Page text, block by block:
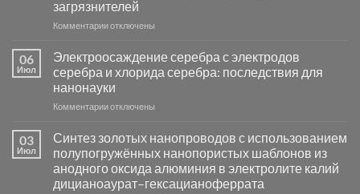
на
основе
группы
загрязнителей
Комментариик
фотокаталитической
активности
Хлорида
Серебра-
в
видимом
свете
с
помощью
отключены
06
Июл
Электроосаждение серебра с электродов
серебра и хлорида серебра: последствия для
нанонауки
Комментариик
серебра
с
электродов
серебра
отключены
03
Июл
Синтез золотых нанопроводов с использованием
полупогружённых нанопористых шаблонов из
анодного оксида алюминия в электролите калий
дицианоаурат–гексацианоферрата